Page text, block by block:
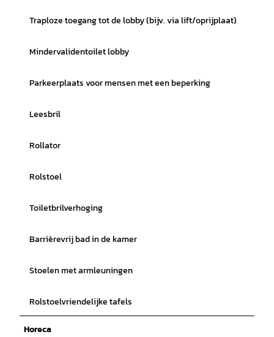
Traploze toegang tot de lobby (bijv. via lift/oprijplaat)
Mindervalidentoilet lobby
Parkeerplaats voor mensen met een beperking
Leesbril
Rollator
Rolstoel
Toiletbrilverhoging
Barrièrevrij bad in de kamer
Stoelen met armleuningen
Rolstoelvriendelijke tafels
Horeca